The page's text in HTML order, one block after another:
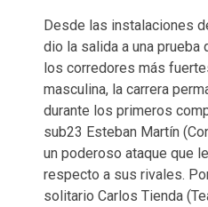
Desde las instalaciones
dio la salida a una
los corredores más
masculina, la carrera
durante los primeros
sub23 Esteban Martín
un poderoso ataque que
respecto a sus rivales.
solitario Carlos Tienda